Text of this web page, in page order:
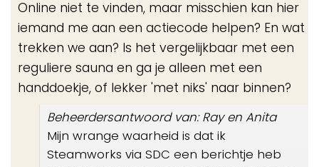
Online niet te vinden, maar misschien kan hier
iemand me aan een actiecode helpen? En wat
trekken we aan? Is het vergelijkbaar met een
reguliere sauna en ga je alleen met een
handdoekje, of lekker 'met niks' naar binnen?
Beheerdersantwoord van: Ray en Anita
Mijn wrange waarheid is dat ik
Steamworks via SDC een berichtje heb